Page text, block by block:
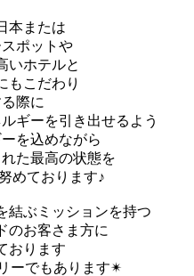
本または
ポットや
いホテルと
もこだわり
際に
ギーを引き出せるよう
を込めながら
た最高の状態を
めております♪
結ぶミッションを持つ
のお客さま方に
おります
ーでもあります✴︎